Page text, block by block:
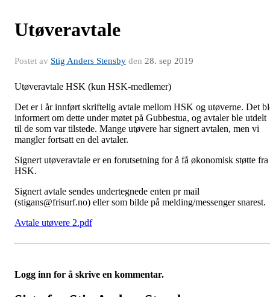
Utøveravtale
Postet av Stig Anders Stensby den 28. sep 2019
Utøveravtale HSK (kun HSK-medlemer)
Det er i år innført skriftelig avtale mellom HSK og utøverne. Det
informert om dette under møtet på Gubbestua, og avtaler ble utdelt
til de som var tilstede. Mange utøvere har signert avtalen, men vi
mangler fortsatt en del avtaler.
Signert utøveravtale er en forutsetning for å få økonomisk støtte fra
HSK.
Signert avtale sendes undertegnede enten pr mail
(stigans@frisurf.no) eller som bilde på melding/messenger snarest.
Avtale utøvere 2.pdf
Logg inn for å skrive en kommentar.